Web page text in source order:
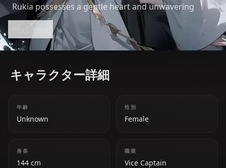
Rukia possesses a gentle heart and unwavering
determination. Her ice-based abilities make her a
formidable ally.
Read more
キャラクター詳細
年齢
Unknown
性別
Female
身長
144 cm
職業
Vice Captain